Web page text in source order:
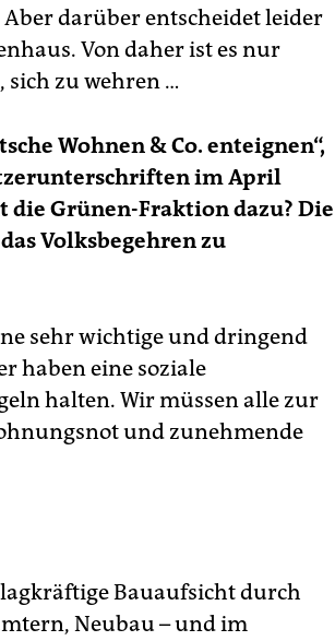
darüber entscheidet leider
Von daher ist es nur
sich zu wehren …
Wohnen & Co. enteignen“,
im April
die Grünen-Fraktion dazu? Die
Volksbegehren zu
sehr wichtige und dringend
haben eine soziale
halten. Wir müssen alle zur
und zunehmende
Bauaufsicht durch
Neubau – und im